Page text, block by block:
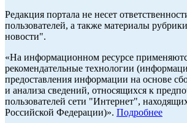
Редакция портала не несет
пользователей, а также материалы
новости".
«На информационном ресурсе
рекомендательные технологии
предоставления информации на основе
и анализа сведений, относящихся к
пользователей сети "Интернет",
Российской Федерации)». Подробнее